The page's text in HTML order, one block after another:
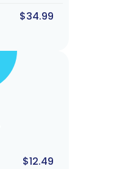
$34.99
$12.49